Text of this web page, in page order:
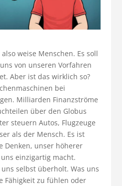
weise Menschen. Es soll
von unseren Vorfahren
Aber ist das wirklich so?
bei
Milliarden Finanzströme
über den Globus
steuern Autos, Flugzeuge
als der Mensch. Es ist
Denken, unser höherer
einzigartig macht.
selbst überholt. Was uns
Fähigkeit zu fühlen oder